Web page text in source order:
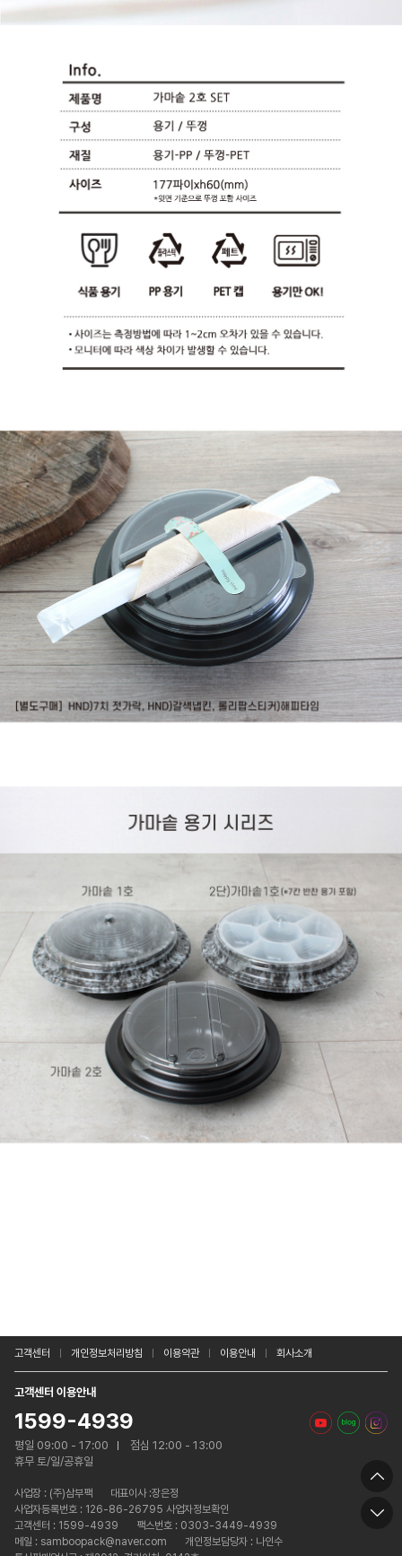
고객센터 개인정보처리방침 이용약관 이용안내 회사소개
고객센터 이용안내
1599-4939
평일 09:00 - 17:00
점심 12:00 - 13:00
휴무 토/일/공휴일
사업장 : (주)삼부팩
대표이사 :장은정
사업자등록번호 : 126-86-26795 사업자정보확인
고객센터 : 1599-4939
팩스번호 : 0303-3449-4939
메일 : samboopack@naver.com
개인정보담당자 : 나인수